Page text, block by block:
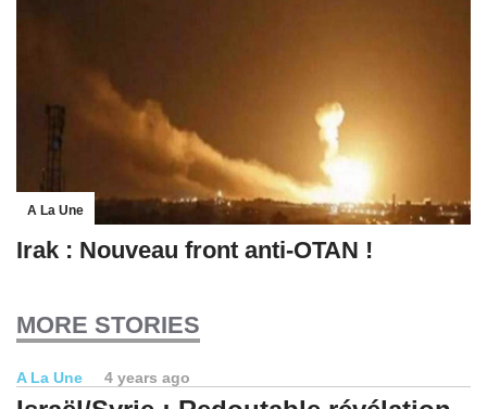
A La Une
Irak : Nouveau front anti-OTAN !
MORE STORIES
A La Une 4 years ago